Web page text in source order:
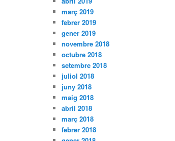
març 2019
febrer 2019
gener 2019
novembre 2018
octubre 2018
setembre 2018
juliol 2018
juny 2018
maig 2018
abril 2018
març 2018
febrer 2018